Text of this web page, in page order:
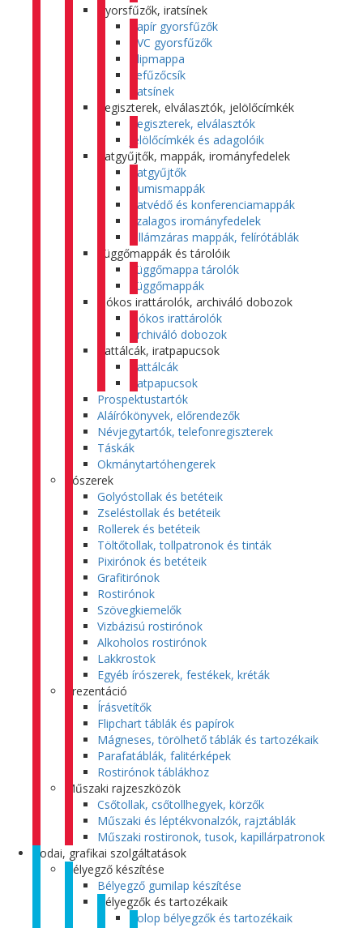
Gyorsfűzők, iratsínek
Papír gyorsfűzők
PVC gyorsfűzők
Klipmappa
Lefűzőcsík
Iratsínek
Regiszterek, elválasztók, jelölőcímkék
Regiszterek, elválasztók
Jelölőcímkék és adagolóik
Iratgyűjtők, mappák, irományfedelek
Iratgyűjtők
Gumismappák
Iratvédő és konferenciamappák
Szalagos irományfedelek
Villámzáras mappák, felírótáblák
Függőmappák és tárolóik
Függőmappa tárolók
Függőmappák
Fiókos irattárolók, archiváló dobozok
Fiókos irattárolók
Archiváló dobozok
Irattálcák, iratpapucsok
Irattálcák
Iratpapucsok
Prospektustartók
Aláírókönyvek, előrendezők
Névjegytartók, telefonregiszterek
Táskák
Okmánytartóhengerek
Írószerek
Golyóstollak és betéteik
Zseléstollak és betéteik
Rollerek és betéteik
Töltőtollak, tollpatronok és tinták
Pixirónok és betéteik
Grafitirónok
Rostirónok
Szövegkiemelők
Vizbázisú rostirónok
Alkoholos rostirónok
Lakkrostok
Egyéb írószerek, festékek, kréták
Prezentáció
Írásvetítők
Flipchart táblák és papírok
Mágneses, törölhető táblák és tartozékaik
Parafatáblák, falitérképek
Rostirónok táblákhoz
Műszaki rajzeszközök
Csőtollak, csőtollhegyek, körzők
Műszaki és léptékvonalzók, rajztáblák
Műszaki rostironok, tusok, kapillárpatronok
Irodai, grafikai szolgáltatások
Bélyegző készítése
Bélyegző gumilap készítése
Bélyegzők és tartozékaik
Colop bélyegzők és tartozékaik